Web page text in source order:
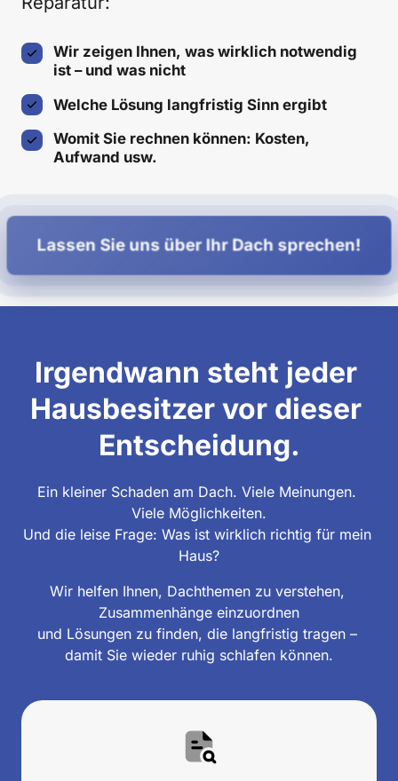
Wir zeigen Ihnen, was wirklich notwendig
ist – und was nicht
Welche Lösung langfristig Sinn ergibt
Womit Sie rechnen können: Kosten,
Aufwand usw.
Lassen Sie uns über Ihr Dach sprechen!
Irgendwann steht jeder
Hausbesitzer vor dieser
Entscheidung.
Ein kleiner Schaden am Dach. Viele Meinungen.
Viele Möglichkeiten.
Und die leise Frage: Was ist wirklich richtig für mein
Haus?
Wir helfen Ihnen, Dachthemen zu verstehen,
Zusammenhänge einzuordnen
und Lösungen zu finden, die langfristig tragen –
damit Sie wieder ruhig schlafen können.